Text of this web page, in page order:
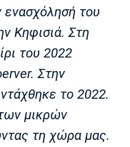
ενασχόλησή του
Κηφισιά. Στη
του 2022
Στην
το 2022.
μικρών
τη χώρα μας.